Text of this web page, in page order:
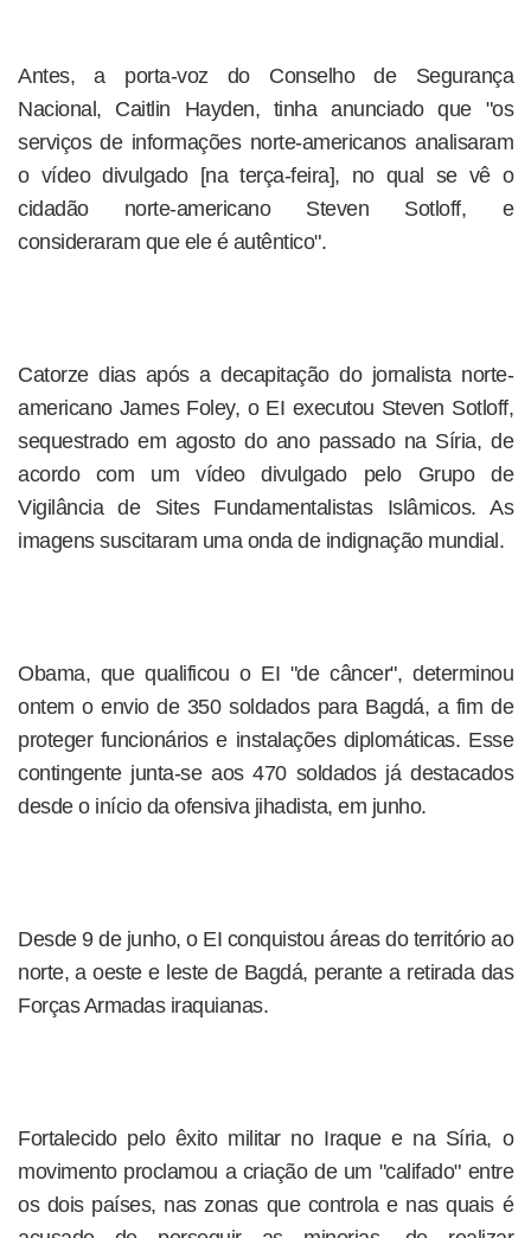
Antes, a porta-voz do Conselho de Segurança
Nacional, Caitlin Hayden, tinha anunciado que "os
serviços de informações norte-americanos analisaram
o vídeo divulgado [na terça-feira], no qual se vê o
cidadão norte-americano Steven Sotloff, e
consideraram que ele é autêntico".
Catorze dias após a decapitação do jornalista norte-
americano James Foley, o EI executou Steven Sotloff,
sequestrado em agosto do ano passado na Síria, de
acordo com um vídeo divulgado pelo Grupo de
Vigilância de Sites Fundamentalistas Islâmicos. As
imagens suscitaram uma onda de indignação mundial.
Obama, que qualificou o EI "de câncer", determinou
ontem o envio de 350 soldados para Bagdá, a fim de
proteger funcionários e instalações diplomáticas. Esse
contingente junta-se aos 470 soldados já destacados
desde o início da ofensiva jihadista, em junho.
Desde 9 de junho, o EI conquistou áreas do território ao
norte, a oeste e leste de Bagdá, perante a retirada das
Forças Armadas iraquianas.
Fortalecido pelo êxito militar no Iraque e na Síria, o
movimento proclamou a criação de um "califado" entre
os dois países, nas zonas que controla e nas quais é